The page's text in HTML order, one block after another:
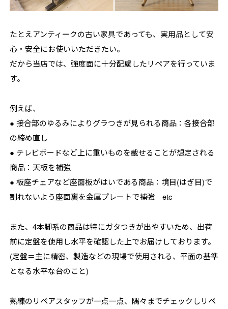
たとえアンティークの古い家具であっても、実用品として安
心・安全にお使いいただきたい。
だから当店では、強度面に十分配慮したリペアを行っていま
す。
例えば、
● 接合部のゆるみによりグラつきが見られる商品：各接合部
の締め直し
● テレビボードなど上に重いものを載せることが想定される
商品：天板を補強
● 板座チェアなど座面板がはいである商品：境目(はぎ目)で
割れないよう座面裏を金属プレートで補強 etc
また、4本脚系の商品は特にガタつきが出やすいため、出荷
前に定盤を使用し水平を確認した上でお届けしております。
(定盤＝主に精密、製造などの現場で使用される、平面の基準
となる水平な台のこと)
熟練のリペアスタッフが一点一点、隅々までチェックしリペ